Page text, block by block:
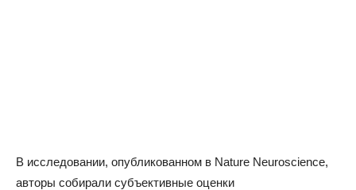
В исследовании, опубликованном в Nature Neuroscience,
авторы собирали субъективные оценки